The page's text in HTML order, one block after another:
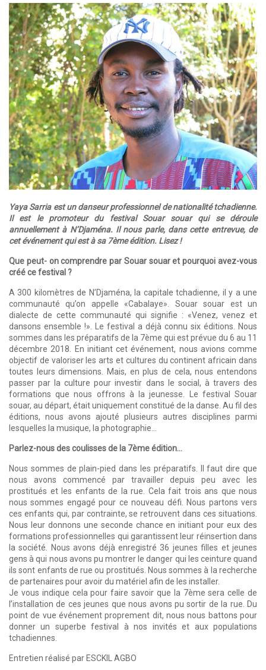
Yaya Sarria est un danseur professionnel de nationalité tchadienne.
Il est le promoteur du festival Souar souar qui se déroule
annuellement à N’Djaména. Il nous parle, dans cette entrevue, de
cet événement qui est à sa 7ème édition. Lisez !
Que peut- on comprendre par Souar souar et pourquoi avez-vous
créé ce festival ?
A 300 kilomètres de N’Djaména, la capitale tchadienne, il y a une
communauté qu’on appelle «Cabalaye». Souar souar est un
dialecte de cette communauté qui signifie : «Venez, venez et
dansons ensemble !». Le festival a déjà connu six éditions. Nous
sommes dans les préparatifs de la 7ème qui est prévue du 6 au 11
décembre 2018. En initiant cet événement, nous avions comme
objectif de valoriser les arts et cultures du continent africain dans
toutes leurs dimensions. Mais, en plus de cela, nous entendons
passer par la culture pour investir dans le social, à travers des
formations que nous offrons à la jeunesse. Le festival Souar
souar, au départ, était uniquement constitué de la danse. Au fil des
éditions, nous avons ajouté plusieurs autres disciplines parmi
lesquelles la musique, la photographie…
Parlez-nous des coulisses de la 7ème édition…
Nous sommes de plain-pied dans les préparatifs. Il faut dire que
nous avons commencé par travailler depuis peu avec les
prostitués et les enfants de la rue. Cela fait trois ans que nous
nous sommes engagé pour ce nouveau défi. Nous partons vers
ces enfants qui, par contrainte, se retrouvent dans ces situations.
Nous leur donnons une seconde chance en initiant pour eux des
formations professionnelles qui garantissent leur réinsertion dans
la société. Nous avons déjà enregistré 36 jeunes filles et jeunes
gens à qui nous avons pu montrer le danger qui les ceinture quand
ils sont enfants de rue ou prostitués. Nous sommes à la recherche
de partenaires pour avoir du matériel afin de les installer.
Je vous indique cela pour faire savoir que la 7ème sera celle de
l’installation de ces jeunes que nous avons pu sortir de la rue. Du
point de vue événement proprement dit, nous nous battons pour
donner un superbe festival à nos invités et aux populations
tchadiennes.
Entretien réalisé par ESCKIL AGBO